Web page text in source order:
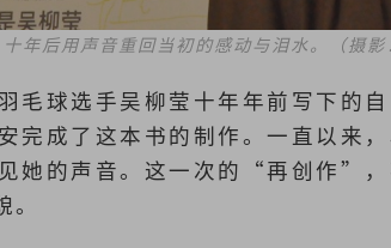
年后用声音重回当初的感动与泪水。（摄影
毛球选手吴柳莹十年年前写下的
完成了这本书的制作。一直以来
她的声音。这一次的“再创作”